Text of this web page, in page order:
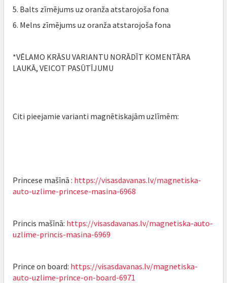
5. Balts zīmējums uz oranža atstarojoša fona
6. Melns zīmējums uz oranža atstarojoša fona
*VĒLAMO KRĀSU VARIANTU NORĀDĪT KOMENTĀRA
LAUKĀ, VEICOT PASŪTĪJUMU
Citi pieejamie varianti magnētiskajām uzlīmēm:
Princese mašīnā : https://visasdavanas.lv/magnetiska-
auto-uzlime-princese-masina-6968
Princis mašīnā: https://visasdavanas.lv/magnetiska-auto-
uzlime-princis-masina-6969
Prince on board: https://visasdavanas.lv/magnetiska-
auto-uzlime-prince-on-board-6971